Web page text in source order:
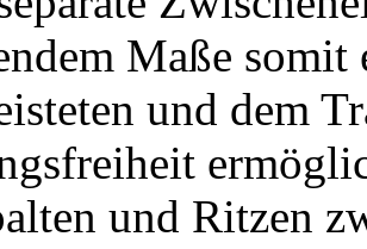
Maße
und dem
und Ritzen